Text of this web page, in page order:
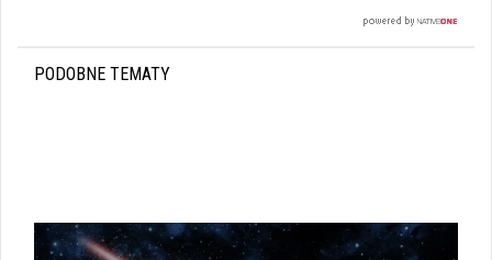
PODOBNE TEMATY